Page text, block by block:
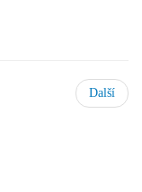
Další